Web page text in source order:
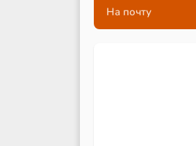
На почту